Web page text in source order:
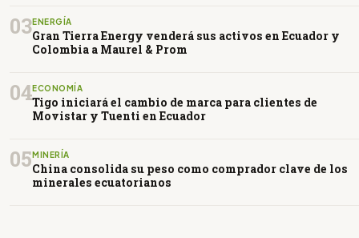
03ENERGÍA
Gran Tierra Energy venderá sus activos en Ecuador y
Colombia a Maurel & Prom
04ECONOMÍA
Tigo iniciará el cambio de marca para clientes de
Movistar y Tuenti en Ecuador
05 MINERÍA
China consolida su peso como comprador clave de los
minerales ecuatorianos